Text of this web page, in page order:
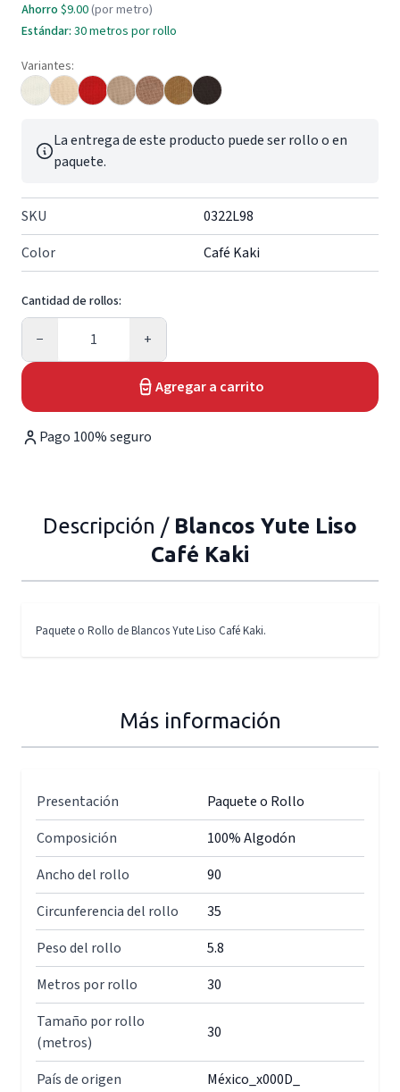
Ahorro $9.00 (por metro)
Estándar: 30 metros por rollo
Variantes:
La entrega de este producto puede ser rollo o en
paquete.
SKU
0322L98
Color
Café Kaki
Cantidad de rollos:
−
Cantidad
+
Agregar a carrito
Pago 100% seguro
Descripción / Blancos Yute Liso
Café Kaki
Paquete o Rollo de Blancos Yute Liso Café Kaki.
Más información
Presentación
Paquete o Rollo
Composición
100% Algodón
Ancho del rollo
90
Circunferencia del rollo
35
Peso del rollo
5.8
Metros por rollo
30
Tamaño por rollo
(metros)
30
País de origen
México_x000D_